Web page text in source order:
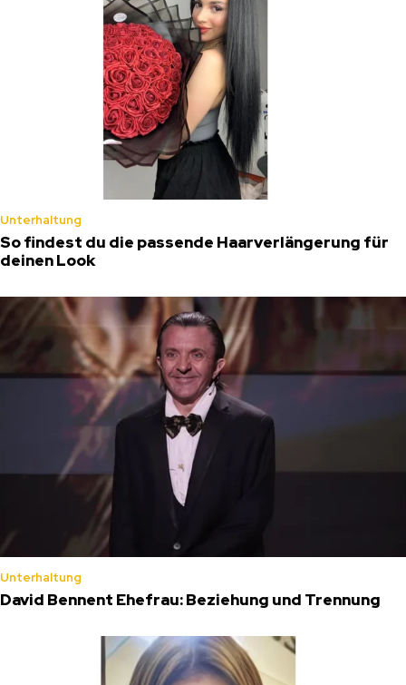
Unterhaltung
So findest du die passende Haarverlängerung für
deinen Look
Unterhaltung
David Bennent Ehefrau: Beziehung und Trennung